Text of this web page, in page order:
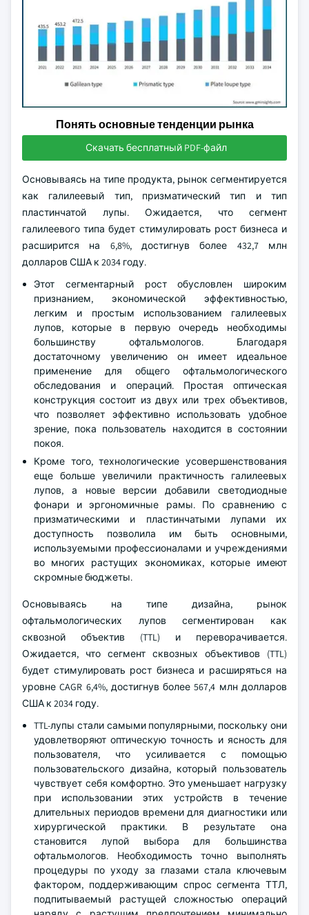
Понять основные тенденции рынка
Скачать бесплатный PDF-файл
Основываясь на типе продукта, рынок сегментируется
как галилеевый тип, призматический тип и тип
пластинчатой лупы. Ожидается, что сегмент
галилеевого типа будет стимулировать рост бизнеса и
расширится на 6,8%, достигнув более 432,7 млн
долларов США к 2034 году.
Этот сегментарный рост обусловлен широким
признанием, экономической эффективностью,
легким и простым использованием галилеевых
лупов, которые в первую очередь необходимы
большинству офтальмологов. Благодаря
достаточному увеличению он имеет идеальное
применение для общего офтальмологического
обследования и операций. Простая оптическая
конструкция состоит из двух или трех объективов,
что позволяет эффективно использовать удобное
зрение, пока пользователь находится в состоянии
покоя.
Кроме того, технологические усовершенствования
еще больше увеличили практичность галилеевых
лупов, а новые версии добавили светодиодные
фонари и эргономичные рамы. По сравнению с
призматическими и пластинчатыми лупами их
доступность позволила им быть основными,
используемыми профессионалами и учреждениями
во многих растущих экономиках, которые имеют
скромные бюджеты.
Основываясь на типе дизайна, рынок
офтальмологических лупов сегментирован как
сквозной объектив (TTL) и переворачивается.
Ожидается, что сегмент сквозных объективов (TTL)
будет стимулировать рост бизнеса и расширяться на
уровне CAGR 6,4%, достигнув более 567,4 млн долларов
США к 2034 году.
TTL-лупы стали самыми популярными, поскольку они
удовлетворяют оптическую точность и ясность для
пользователя, что усиливается с помощью
пользовательского дизайна, который пользователь
чувствует себя комфортно. Это уменьшает нагрузку
при использовании этих устройств в течение
длительных периодов времени для диагностики или
хирургической практики. В результате она
становится лупой выбора для большинства
офтальмологов. Необходимость точно выполнять
процедуры по уходу за глазами стала ключевым
фактором, поддерживающим спрос сегмента ТТЛ,
подпитываемый растущей сложностью операций